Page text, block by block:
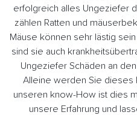
erfolgreich alles Ungeziefer
zählen Ratten und
Mäuse können sehr lästig
sind sie auch
Ungeziefer Schäden an
Alleine werden Sie dieses
unseren know-How ist dies
unsere Erfahrung und